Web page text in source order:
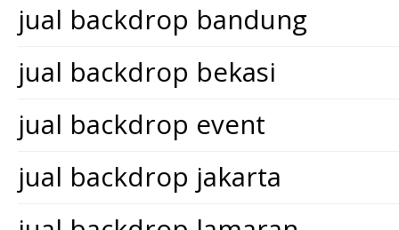
jual backdrop bandung
jual backdrop bekasi
jual backdrop event
jual backdrop jakarta